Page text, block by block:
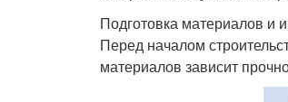
Подготовка материалов и
Перед началом
материалов зависит